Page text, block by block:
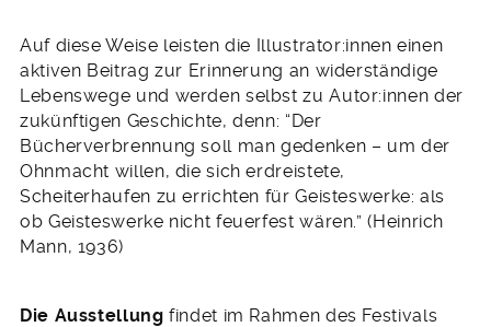
Auf diese Weise leisten die Illustrator:innen einen
aktiven Beitrag zur Erinnerung an widerständige
Lebenswege und werden selbst zu Autor:innen der
zukünftigen Geschichte, denn: “Der
Bücherverbrennung soll man gedenken – um der
Ohnmacht willen, die sich erdreistete,
Scheiterhaufen zu errichten für Geisteswerke: als
ob Geisteswerke nicht feuerfest wären.” (Heinrich
Mann, 1936)
Die Ausstellung findet im Rahmen des Festivals